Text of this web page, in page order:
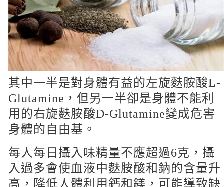
其中一半是對身體有益的左旋麩胺酸L-
Glutamine，但另一半卻是身體不能利
用的右旋麩胺酸D-Glutamine變成危害
身體的自由基。
每人每日攝入味精量不應超過6克，攝
入過多會使血液中麩胺酸和鈉的含量升
高，降低人體利用鈣和鎂，可能導致缺